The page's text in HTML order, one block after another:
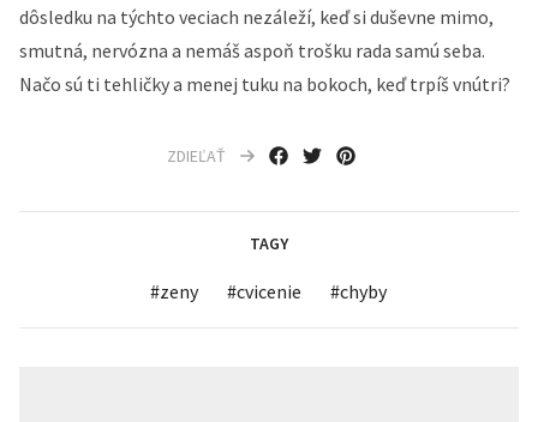
dôsledku na týchto veciach nezáleží, keď si duševne mimo,
smutná, nervózna a nemáš aspoň trošku rada samú seba.
Načo sú ti tehličky a menej tuku na bokoch, keď trpíš vnútri?
ZDIEĽAŤ
TAGY
#zeny #cvicenie #chyby